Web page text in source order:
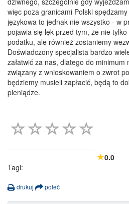
więc poza granicami Polski
językowa to jednak nie wszystko - w
pojawia się lęk przed tym, że nie
podatku, ale również zostaniemy
Doświadczony specjalista bardzo
załatwić za nas, dlatego do
związany z wnioskowaniem o zwrot
będziemy musieli zapłacić, będą to
pieniądze.
0.0
Tagi:
drukuj poleć